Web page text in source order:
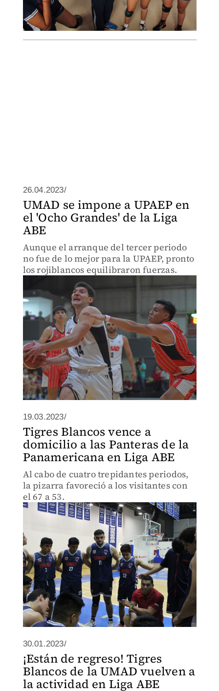
26.04.2023/
UMAD se impone a UPAEP en
el 'Ocho Grandes' de la Liga
ABE
Aunque el arranque del tercer periodo
no fue de lo mejor para la UPAEP, pronto
los rojiblancos equilibraron fuerzas.
19.03.2023/
Tigres Blancos vence a
domicilio a las Panteras de la
Panamericana en Liga ABE
Al cabo de cuatro trepidantes periodos,
la pizarra favoreció a los visitantes con
el 67 a 53.
30.01.2023/
¡Están de regreso! Tigres
Blancos de la UMAD vuelven a
la actividad en Liga ABE